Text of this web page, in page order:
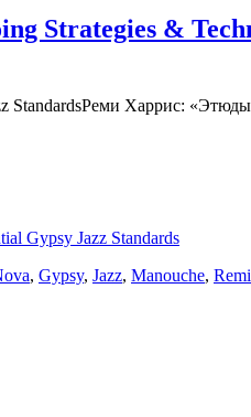
Strategies &
Реми Харрис: «Этюды
Gypsy Jazz Standards
, Gypsy, Jazz, Manouche,